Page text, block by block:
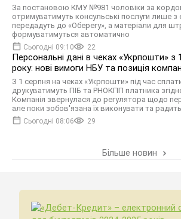
За постановою КМУ №981 чоловіки за
отримуватимуть консульські послуги лише
передадуть до «Оберегу», а матеріали для
формуватимуться автоматично
Сьогодні 09:10 22
Персональні дані в чеках «Укрпошти» з
року: нові вимоги НБУ та позиція
З 1 серпня на чеках «Укрпошти» під час
друкуватимуть ПІБ та РНОКПП платника
Компанія звернулася до регулятора щодо
але поки зобов'язана їх виконувати та
Сьогодні 08:06 29
Більше новин